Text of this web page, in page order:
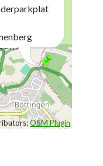
OSM Plugin